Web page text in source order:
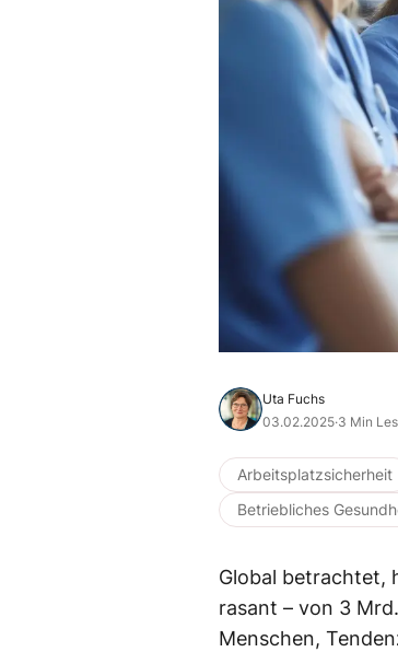
Uta Fuchs
03.02.2025·3 Min
Arbeitsplatzsicherheit
Betriebliches
Global betrachtet,
rasant – von 3
Menschen,